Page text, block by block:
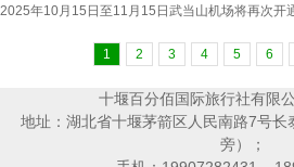
2025年10月15日至11月15日武当山机场将再次开
1 2 3 4 5 6
十堰百分佰国际旅行社有限
地址：湖北省十堰茅箭区人民南路7号
旁）；